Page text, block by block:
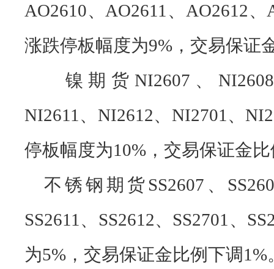
AO2610、AO2611、AO2612
涨跌停板幅度为9%，交易保证
镍期货NI2607、NI2608
NI2611、NI2612、NI2701、
停板幅度为10%，交易保证金
不锈钢期货SS2607、
SS2611、SS2612、SS2701、
为5%，交易保证金比例下调1%